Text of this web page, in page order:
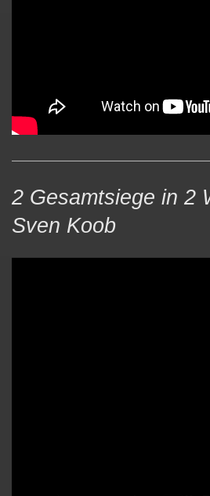
2 Gesamtsiege in 2
Sven Koob